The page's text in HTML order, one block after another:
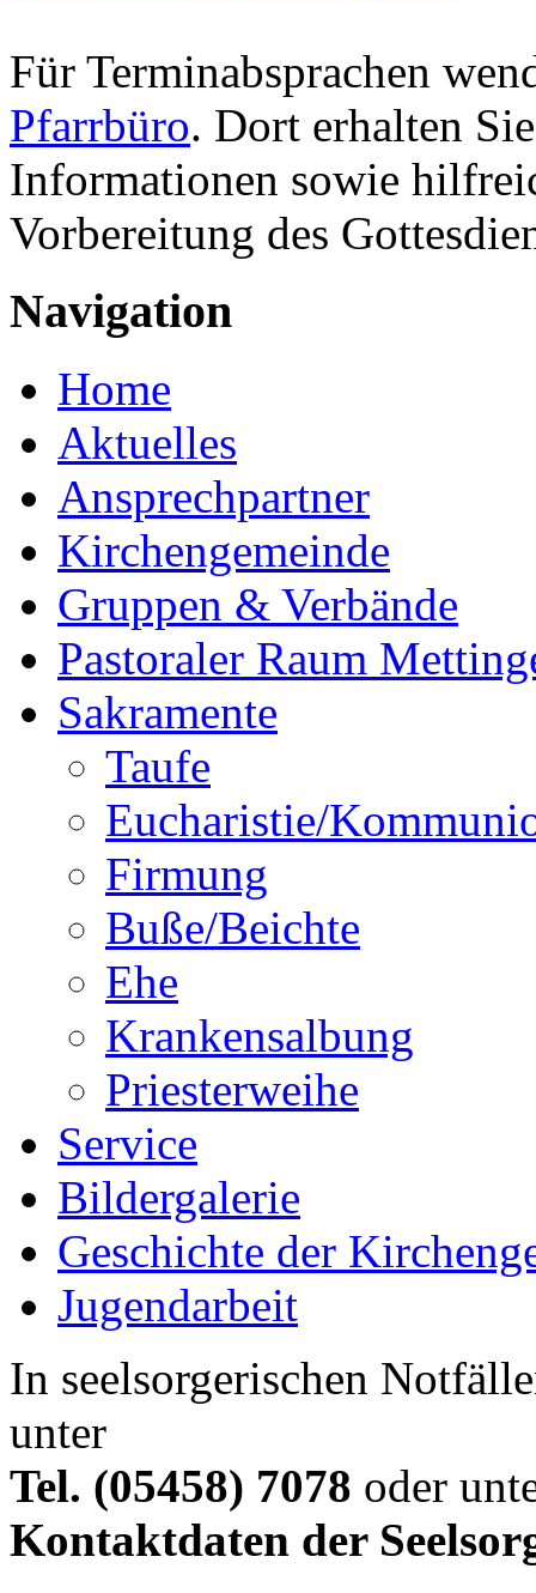
Für Terminabsprachen
Pfarrbüro. Dort erhalten
Informationen sowie
Vorbereitung des
Navigation
Home
Aktuelles
Ansprechpartner
Kirchengemeinde
Gruppen & Verbände
Pastoraler Raum
Sakramente
Taufe
Eucharistie/
Firmung
Buße/Beichte
Ehe
Krankensalbung
Priesterweihe
Service
Bildergalerie
Geschichte der
Jugendarbeit
In seelsorgerischen
unter
Tel. (05458) 7078 oder
Kontaktdaten der